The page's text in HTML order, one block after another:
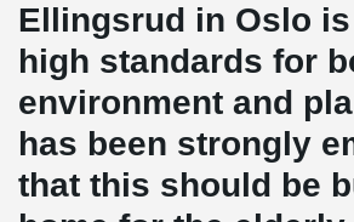
Ellingsrud in Oslo
high standards for
environment and
has been strongly
that this should be